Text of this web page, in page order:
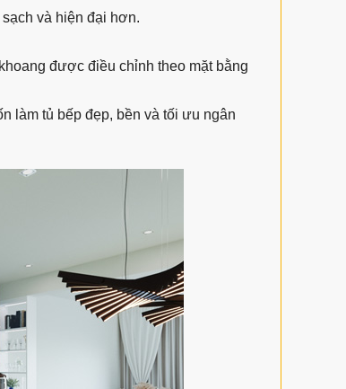
và hiện đại hơn.
được điều chỉnh theo mặt bằng
làm tủ bếp đẹp, bền và tối ưu ngân